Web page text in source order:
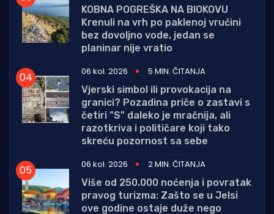
KOBNA POGREŠKA NA BIOKOVU
Krenuli na vrh po paklenoj vrućini
bez dovoljno vode, jedan se
planinar nije vratio
06 kol. 2026
5 MIN. ČITANJA
Vjerski simbol ili provokacija na
granici? Pozadina priče o zastavi s
četiri "S" daleko je mračnija, ali
razotkriva i političare koji tako
skreću pozornost sa sebe
06 kol. 2026
2 MIN. ČITANJA
Više od 250.000 noćenja i povratak
pravog turizma: Zašto se u Jelsi
ove godine ostaje duže nego